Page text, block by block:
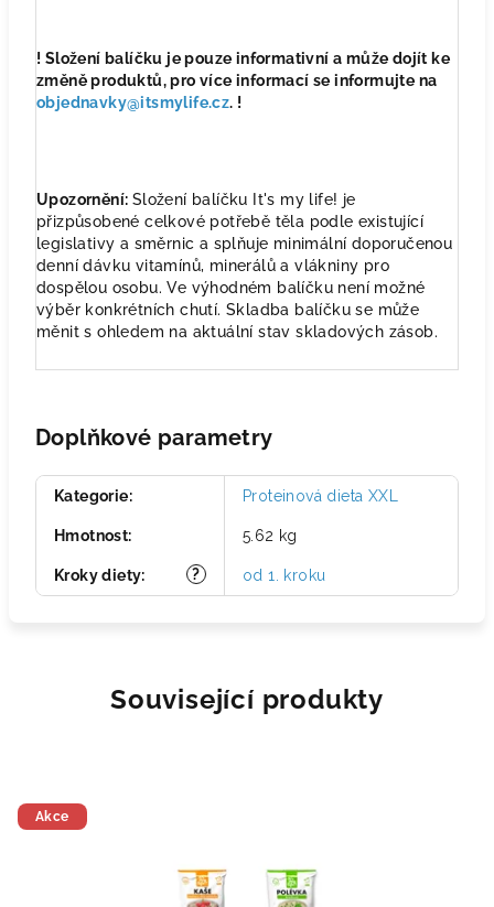
! Složení balíčku je pouze informativní a může dojít ke
změně produktů, pro více informací se informujte na
objednavky@itsmylife.cz. !
Upozornění: Složení balíčku It's my life! je
přizpůsobené celkové potřebě těla podle existující
legislativy a směrnic a splňuje minimální doporučenou
denní dávku vitamínů, minerálů a vlákniny pro
dospělou osobu. Ve výhodném balíčku není možné
výběr konkrétních chutí. Skladba balíčku se může
měnit s ohledem na aktuální stav skladových zásob.
Doplňkové parametry
Kategorie: Proteinová dieta XXL
Hmotnost: 5.62 kg
?
Kroky diety: od 1. kroku
Související produkty
Akce